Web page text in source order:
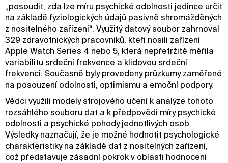
„posoudit, zda lze míru psychické odolnosti jedince určit
na základě fyziologických údajů pasivně shromážděných
z nositelného zařízení“. Využitý datový soubor zahrnoval
329 zdravotnických pracovníků, kteří nosili zařízení
Apple Watch Series 4 nebo 5, která nepřetržitě měřila
variabilitu srdeční frekvence a klidovou srdeční
frekvenci. Současně byly provedeny průzkumy zaměřené
na posouzení odolnosti, optimismu a emoční podpory.
Vědci využili modely strojového učení k analýze tohoto
rozsáhlého souboru dat a k předpovědi míry psychické
odolnosti a psychické pohody jednotlivých osob.
Výsledky naznačují, že je možné hodnotit psychologické
charakteristiky na základě dat z nositelných zařízení,
což představuje zásadní pokrok v oblasti hodnocení